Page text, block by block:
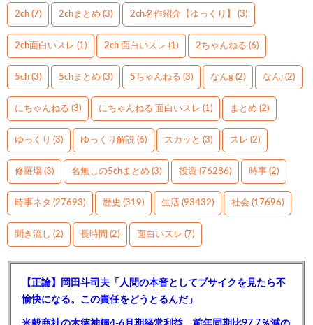
2ch (7) 2chまとめ (3) 2ch名作紹介【ゆっくり】 (3)
2ch面白いスレ (1) 2ch 面白いスレ (1) 2ちゃんねる (6)
5ch (3) 5chまとめ (3) 5ちゃんねる (3) なんg (2) なんj (2)
にちゃんねる (3) にちゃんねる 面白いスレ (1) まとめ (2)
ゆっくり (3) ゆっくり解説 (6) スカッと (3) スレ (2)
修羅場 (3) 名無しの5chまとめ (3) 投資 (76286) 時事 (2)
時事ネタ (27693) 歴史 (319) 生活 (93432) 社会 (17696)
聞き流し (2) 長時間 (2) 面白いスレ (7)
【正論】岡田斗司夫「人間の本音としてブサイクを見たら不
愉快になる。この責任をどうとるんだ」